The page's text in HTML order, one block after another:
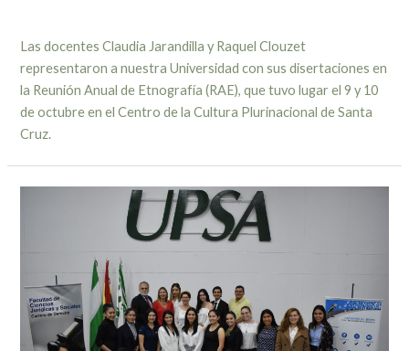
Las docentes Claudia Jarandilla y Raquel Clouzet
representaron a nuestra Universidad con sus disertaciones en
la Reunión Anual de Etnografía (RAE), que tuvo lugar el 9 y 10
de octubre en el Centro de la Cultura Plurinacional de Santa
Cruz.